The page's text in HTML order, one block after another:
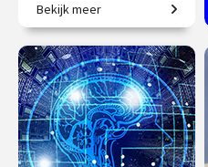
De filosofische opvattingen
van Merleau-Ponty en
Hockney’s onderzoek naar
de verschillende manieren
van kijken.
€ 19.50
vanaf 15
sep.
Op locatie
Bekijk meer